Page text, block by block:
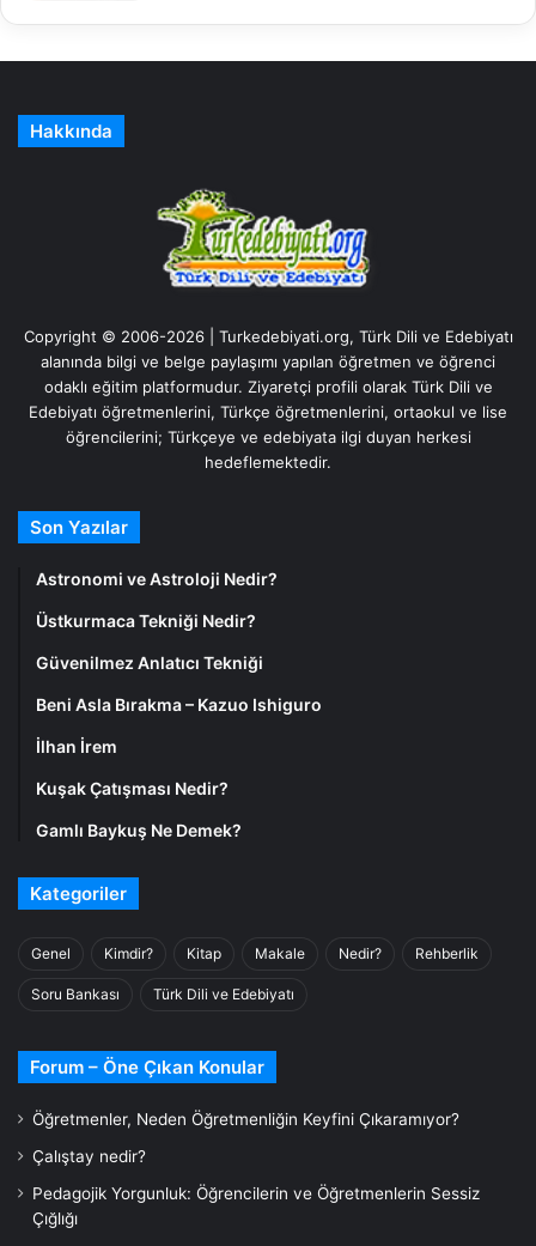
Hakkında
Copyright © 2006-2026 | Turkedebiyati.org, Türk Dili ve Edebiyatı
alanında bilgi ve belge paylaşımı yapılan öğretmen ve öğrenci
odaklı eğitim platformudur. Ziyaretçi profili olarak Türk Dili ve
Edebiyatı öğretmenlerini, Türkçe öğretmenlerini, ortaokul ve lise
öğrencilerini; Türkçeye ve edebiyata ilgi duyan herkesi
hedeflemektedir.
Son Yazılar
Astronomi ve Astroloji Nedir?
Üstkurmaca Tekniği Nedir?
Güvenilmez Anlatıcı Tekniği
Beni Asla Bırakma – Kazuo Ishiguro
İlhan İrem
Kuşak Çatışması Nedir?
Gamlı Baykuş Ne Demek?
Kategoriler
Genel Kimdir? Kitap Makale Nedir? Rehberlik
Soru Bankası Türk Dili ve Edebiyatı
Forum – Öne Çıkan Konular
Öğretmenler, Neden Öğretmenliğin Keyfini Çıkaramıyor?
Çalıştay nedir?
Pedagojik Yorgunluk: Öğrencilerin ve Öğretmenlerin Sessiz
Çığlığı